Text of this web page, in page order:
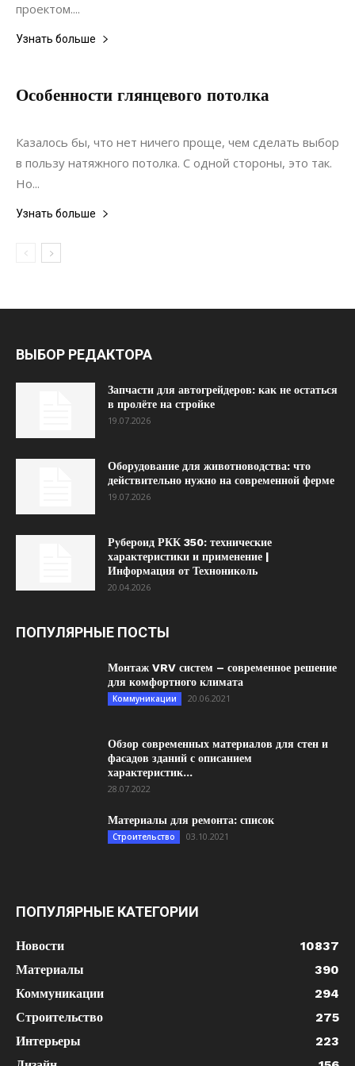
проектом....
Узнать больше
Особенности глянцевого потолка
02.03.2021
Казалось бы, что нет ничего проще, чем сделать выбор
в пользу натяжного потолка. С одной стороны, это так.
Но...
Узнать больше
ВЫБОР РЕДАКТОРА
Запчасти для автогрейдеров: как не остаться
в пролёте на стройке
19.07.2026
Оборудование для животноводства: что
действительно нужно на современной ферме
19.07.2026
Рубероид РКК 350: технические
характеристики и применение |
Информация от Технониколь
20.04.2026
ПОПУЛЯРНЫЕ ПОСТЫ
Монтаж VRV систем – современное решение
для комфортного климата
Коммуникации 20.06.2021
Обзор современных материалов для стен и
фасадов зданий с описанием
характеристик...
28.07.2022
Материалы для ремонта: список
Строительство 03.10.2021
ПОПУЛЯРНЫЕ КАТЕГОРИИ
Новости
10837
Материалы
390
Коммуникации
294
Строительство
275
Интерьеры
223